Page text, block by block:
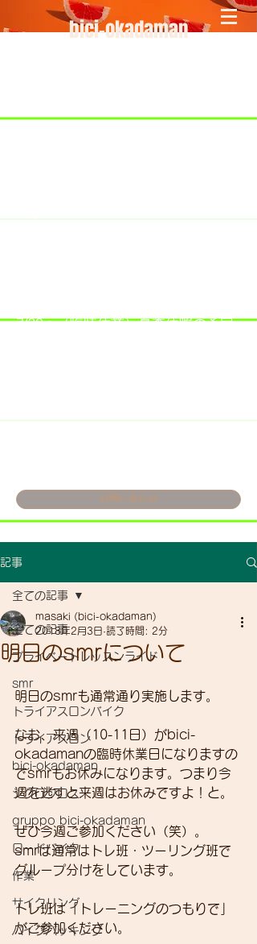
bici-okadaman
​7/30：（臨時休業）夏季休暇の予定
お問い合わせ
記事
全ての記事
プライベートレッスンライド
smr
トライアスロンバイク
トライアスロン
bici-okadaman
シクロクロス
gruppo bici-okadaman
ロードバイク
作業
サイクリング
バイクパッキング
全ての記事
明日のsmrについて
masaki (bici-okadaman)
2018年2月3日 読了時間: 2分
明日のsmrも通常通り実施します。
なお、来週（10-11日）がbici-
okadamanの臨時休業日になりますの
でsmrもお休みになります。つまり今
週を逃すと来週はお休みですよ！と。
ぜひ今週ご参加ください（笑）。
smrは通常はトレ班・ツーリング班で
グループ分けをしています。
トレ班は「トレーニングのつもりで」
がご参加ください。